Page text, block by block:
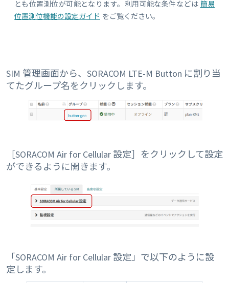
とも位置測位が可能となります。利用可能な条件などは 簡易
位置測位機能の設定ガイド をご覧ください。
SIM 管理画面から、SORACOM LTE-M Button に割り当
てたグループ名をクリックします。
［SORACOM Air for Cellular 設定］をクリックして設定
ができるように開きます。
「SORACOM Air for Cellular 設定」で以下のように設
定します。